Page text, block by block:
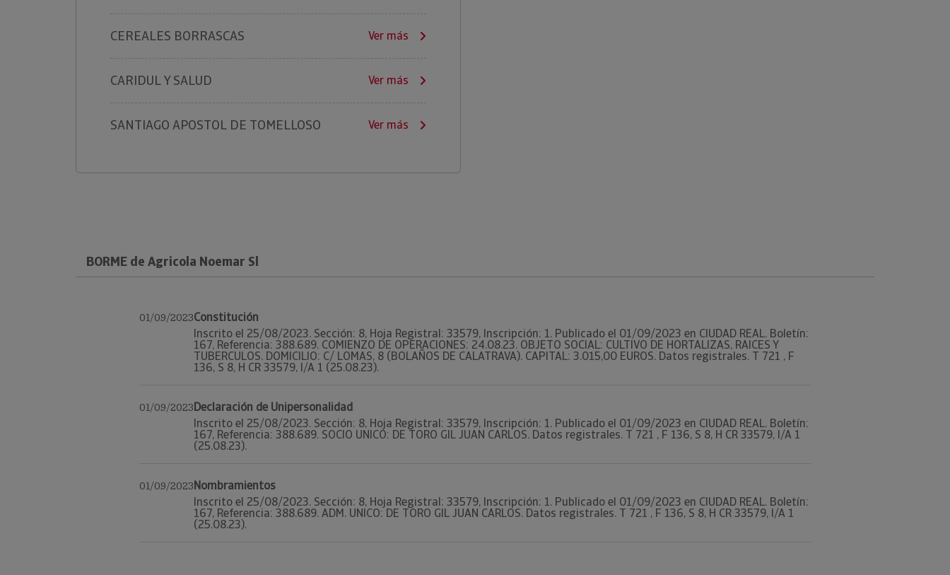
CEREALES BORRASCAS Ver más
CARIDUL Y SALUD Ver más
SANTIAGO APOSTOL DE TOMELLOSO Ver más
BORME de Agricola Noemar Sl
01/09/2023Constitución
Inscrito el 25/08/2023. Sección: 8, Hoja Registral: 33579, Inscripción: 1. Publicado el 01/09/2023 en CIUDAD REAL. Boletín:
167, Referencia: 388.689. COMIENZO DE OPERACIONES: 24.08.23. OBJETO SOCIAL: CULTIVO DE HORTALIZAS, RAICES Y
TUBERCULOS. DOMICILIO: C/ LOMAS, 8 (BOLAÑOS DE CALATRAVA). CAPITAL: 3.015,00 EUROS. Datos registrales. T 721 , F
136, S 8, H CR 33579, I/A 1 (25.08.23).
01/09/2023Declaración de Unipersonalidad
Inscrito el 25/08/2023. Sección: 8, Hoja Registral: 33579, Inscripción: 1. Publicado el 01/09/2023 en CIUDAD REAL. Boletín:
167, Referencia: 388.689. SOCIO UNICO: DE TORO GIL JUAN CARLOS. Datos registrales. T 721 , F 136, S 8, H CR 33579, I/A 1
(25.08.23).
01/09/2023Nombramientos
Inscrito el 25/08/2023. Sección: 8, Hoja Registral: 33579, Inscripción: 1. Publicado el 01/09/2023 en CIUDAD REAL. Boletín:
167, Referencia: 388.689. ADM. UNICO: DE TORO GIL JUAN CARLOS. Datos registrales. T 721 , F 136, S 8, H CR 33579, I/A 1
(25.08.23).